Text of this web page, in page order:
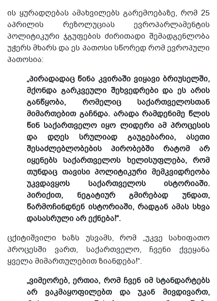
ის ყურადღებას ამახვილებს გარემოებაზე, რომ 25
აპრილის რეზოლუციას ევროპარლამენტის
პოლიტიკური ჯგუფების ძირითადი შემადგენლობა
უჭერს მხარს და ეს პათოსი სწორედ რომ ევროპული
პათოსია:
„პირადადაც წინა კვირაში ვიყავი ბრიუსელში,
მქონდა გარკვეული შეხვედრები და ეს არის
განწყობა, რომელიც საქართველოსთან
მიმართებით გაჩნდა. არადა რამდენიმე წლის
წინ საქართველო იყო ლიდერი ამ პროცესის
და დღეს სრულიად გაუგებარია, ასეთი
შესაძლებლობების პირობებში რატომ არ
იყენებს საქართველოს ხელისუფლება, რომ
თუნდაც თავისი პოლიტიკური მემკვიდრეობა
უკვდავყოს საქართველოს ისტორიაში.
პირიქით, ნეგატიურ გმირებად უნდათ,
წარმოჩინდნენ ისტორიაში, რადგან ამას სხვა
დასასრული არ ექნება!“.
ცქიტიშვილი ხაზს უსვამს, რომ „უკვე სახიფათო
პროცესში ვართ, საქართველო, ჩვენი ქვეყანა
ყველა მიმართულებით ზიანდება!“.
„ვიმეორებ, ერთია, რომ ჩვენ იმ სტანდარტებს
არ ვაკმაყოფილებთ და უკან მივდივართ,